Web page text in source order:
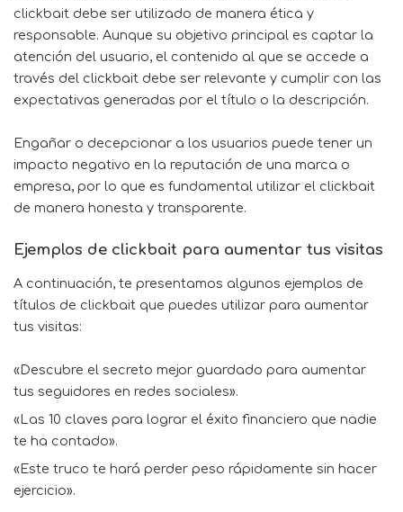
clickbait debe ser utilizado de manera ética y
responsable. Aunque su objetivo principal es captar la
atención del usuario, el contenido al que se accede a
través del clickbait debe ser relevante y cumplir con las
expectativas generadas por el título o la descripción.
Engañar o decepcionar a los usuarios puede tener un
impacto negativo en la reputación de una marca o
empresa, por lo que es fundamental utilizar el clickbait
de manera honesta y transparente.
Ejemplos de clickbait para aumentar tus visitas
A continuación, te presentamos algunos ejemplos de
títulos de clickbait que puedes utilizar para aumentar
tus visitas:
«Descubre el secreto mejor guardado para aumentar
tus seguidores en redes sociales».
«Las 10 claves para lograr el éxito financiero que nadie
te ha contado».
«Este truco te hará perder peso rápidamente sin hacer
ejercicio».